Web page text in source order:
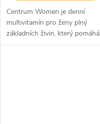
Centrum Women je denní
multivitamín pro ženy plný
základních živin, který pomáhá
podporovat výživové potřeby